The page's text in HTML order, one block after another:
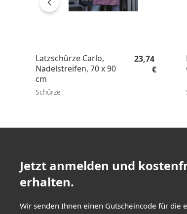
Latzschürze Carlo,
Nadelstreifen, 70 x 90
cm
Schürze
Regulärer
23,74
€
Jetzt anmelden und
erhalten.
Wir senden Ihnen einen Gutscheincode für die